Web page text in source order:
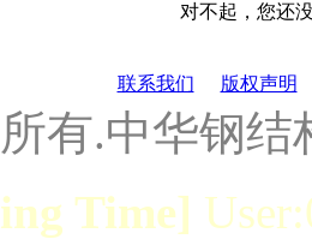
对不起，您还
联系我们 版权声明
有.中华钢
Time]